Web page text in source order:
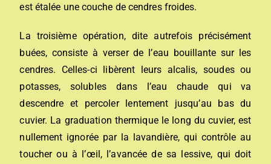
est étalée une couche de cendres froides.
La troisième opération, dite autrefois précisément
buées, consiste à verser de l’eau bouillante sur les
cendres. Celles-ci libèrent leurs alcalis, soudes ou
potasses, solubles dans l’eau chaude qui va
descendre et percoler lentement jusqu’au bas du
cuvier. La graduation thermique le long du cuvier, est
nullement ignorée par la lavandière, qui contrôle au
toucher ou à l’œil, l’avancée de sa lessive, qui doit